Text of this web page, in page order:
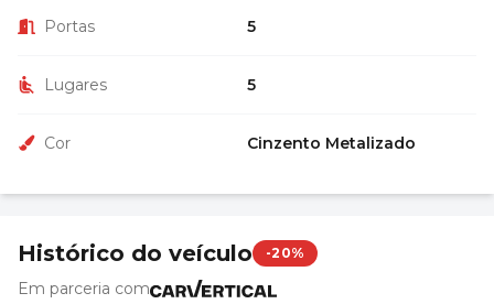
Portas 5
Lugares 5
Cor Cinzento Metalizado
Histórico do veículo -20%
Em parceria com